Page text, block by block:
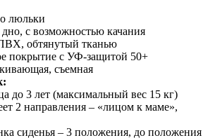
люльки
с возможностью качания
обтянутый тканью
покрытие с УФ-защитой 50+
съемная
до 3 лет (максимальный вес 15 кг)
2 направления – «лицом к маме»,
сиденья – 3 положения, до положения